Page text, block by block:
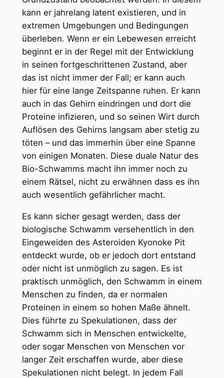
kann er jahrelang latent existieren, und in
extremen Umgebungen und Bedingungen
überleben. Wenn er ein Lebewesen erreicht
beginnt er in der Regel mit der Entwicklung
in seinen fortgeschrittenen Zustand, aber
das ist nicht immer der Fall; er kann auch
hier für eine lange Zeitspanne ruhen. Er kann
auch in das Gehirn eindringen und dort die
Proteine infizieren, und so seinen Wirt durch
Auflösen des Gehirns langsam aber stetig zu
töten – und das immerhin über eine Spanne
von einigen Monaten. Diese duale Natur des
Bio-Schwamms macht ihn immer noch zu
einem Rätsel, nicht zu erwähnen dass es ihn
auch wesentlich gefährlicher macht.
Es kann sicher gesagt werden, dass der
biologische Schwamm versehentlich in den
Eingeweiden des Asteroiden Kyonoke Pit
entdeckt wurde, ob er jedoch dort entstand
oder nicht ist unmöglich zu sagen. Es ist
praktisch unmöglich, den Schwamm in einem
Menschen zu finden, da er normalen
Proteinen ​​in einem so hohen Maße ähnelt.
Dies führte zu Spekulationen, dass der
Schwamm sich in Menschen entwickelte,
oder sogar Menschen von Menschen vor
langer Zeit erschaffen wurde, aber diese
Spekulationen nicht belegt. In jedem Fall